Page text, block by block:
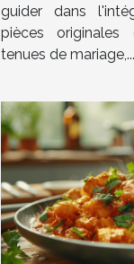
guider dans
pièces
tenues de mariage,...